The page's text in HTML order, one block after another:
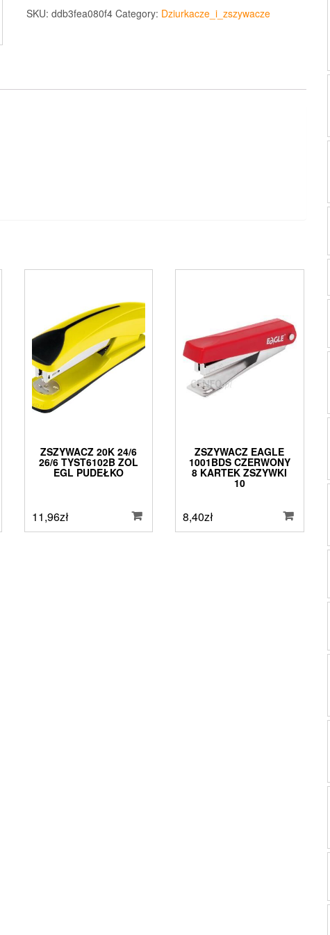
SKU: ddb3fea080f4 Category: Dziurkacze_i_zszywacze
ZSZYWACZ 20K 24/6
26/6 TYST6102B ZOL
EGL PUDEŁKO
11,96zł
ZSZYWACZ EAGLE
1001BDS CZERWONY
8 KARTEK ZSZYWKI
10
8,40zł